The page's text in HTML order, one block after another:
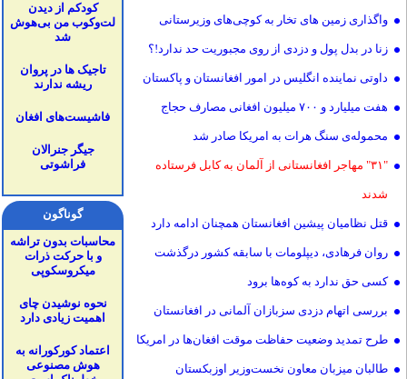
واگذاری زمین های تخار به کوچی‌های وزیرستانی
زنا در بدل پول و دزدی از روی مجبوریت حد ندارد!؟
داوتی نماینده انگلیس در امور افغانستان و پاکستان
هفت میلیارد و ۷۰۰ میلیون افغانی مصارف حجاج
محموله‌ی سنگ هرات به امریکا صادر شد
"۳۱" مهاجر افغانستانی از آلمان به کابل فرستاده
شدند
قتل نظامیان پیشین افغانستان همچنان ادامه دارد
روان فرهادی، دیپلومات با سابقه کشور درگذشت
کسی حق ندارد به کوه‌ها برود
بررسی اتهام دزدی سزبازان آلمانی در افغانستان
طرح تمدید وضعیت حفاظت موقت افغان‌ها در امریکا
طالبان میزبان معاون نخست‌وزیر اوزبکستان
کودکم از دیدن
لت‌وکوب من بی‌هوش
شد
تاجیک ها در پروان
ریشه ندارند
فاشیست‌های افغان
جیگر جنرالان
فراشوتی
گوناگون
محاسبات بدون تراشه
و با حرکت ذرات
میکروسکوپی
نحوه نوشیدن چای
اهمیت زیادی دارد
اعتماد کورکورانه به
هوش مصنوعی